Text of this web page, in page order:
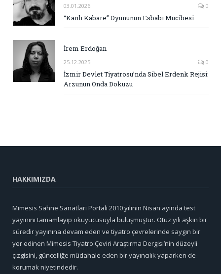
03.01.2026 0
“Kanlı Kabare” Oyununun Esbabı Mucibesi
İrem Erdoğan
25.12.2025 0
İzmir Devlet Tiyatrosu’nda Sibel Erdenk Rejisi:
Arzunun Onda Dokuzu
HAKKIMIZDA
Mimesis Sahne Sanatları Portali 2010 yılının Nisan ayında test
yayınını tamamlayıp okuyucusuyla buluşmuştur. Otuz yılı aşkın bir
süredir yayınına devam eden ve tiyatro çevrelerinde saygın bir
yer edinen Mimesis Tiyatro Çeviri Araştırma Dergisi’nin düzeyli
çizgisini, güncelliğe müdahale eden bir yayıncılık yaparken de
korumak niyetindedir.